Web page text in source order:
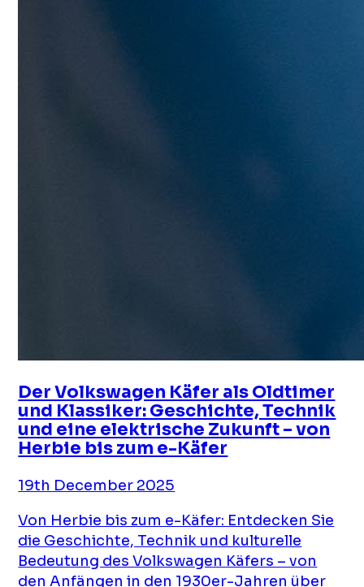
Der Volkswagen Käfer als Oldtimer
und Klassiker: Geschichte, Technik
und eine elektrische Zukunft – von
Herbie bis zum e-Käfer
19th December 2025
Von Herbie bis zum e-Käfer: Entdecken Sie
die Geschichte, Technik und kulturelle
Bedeutung des Volkswagen Käfers – von
den Anfängen in den 1930er-Jahren über